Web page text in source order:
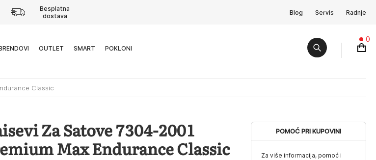
Besplatna
dostava
Blog Servis Radnje
OUTLET SMART POKLONI
0
Classic
Za Satove 7304-2001
Max Endurance Classic
POMOĆ PRI KUPOVINI
Za više informacija, pomoć i